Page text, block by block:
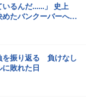
るんだ......」 史上
たバンクーバーへの
を振り返る 負けなし
敗れた日